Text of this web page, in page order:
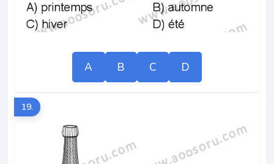
A B C D
19.